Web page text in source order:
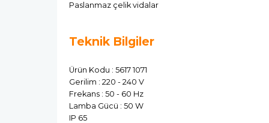
Paslanmaz çelik vidalar
Teknik Bilgiler
Ürün Kodu : 5617 1071
Gerilim : 220 - 240 V
Frekans : 50 - 60 Hz
Lamba Gücü : 50 W
IP 65